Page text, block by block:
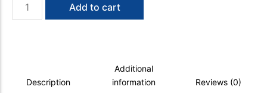
ka
Muqadma
Add to cart
Description
Additional
information
Reviews (0)